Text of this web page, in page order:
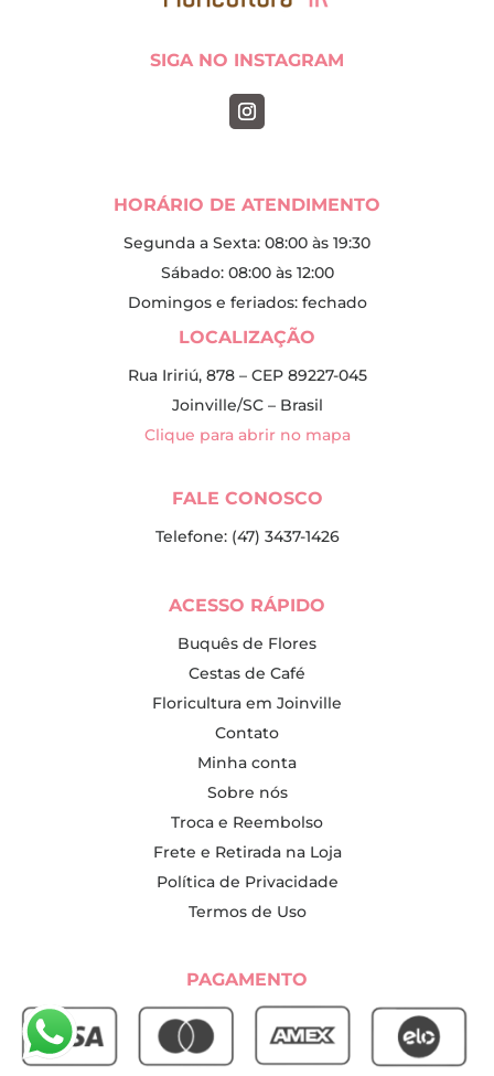
SIGA NO INSTAGRAM
HORÁRIO DE ATENDIMENTO
Segunda a Sexta: 08:00 às 19:30
Sábado: 08:00 às 12:00
Domingos e feriados: fechado
LOCALIZAÇÃO
Rua Iririú, 878 – CEP 89227-045
Joinville/SC – Brasil
Clique para abrir no mapa
FALE CONOSCO
Telefone: (47) 3437-1426
ACESSO RÁPIDO
Buquês de Flores
Cestas de Café
Floricultura em Joinville
Contato
Minha conta
Sobre nós
Troca e Reembolso
Frete e Retirada na Loja
Política de Privacidade
Termos de Uso
PAGAMENTO